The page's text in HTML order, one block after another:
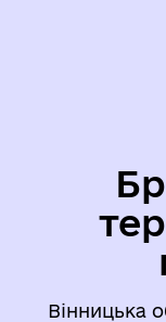
Вінницька